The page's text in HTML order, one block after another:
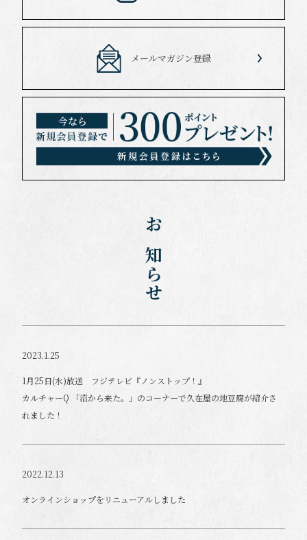
お知らせ
2023.1.25
1月25日(水)放送 フジテレビ『ノンストップ！』
カルチャーQ 「沼から来た。」のコーナーで久在屋の地豆腐が紹介さ
れました！
2022.12.13
オンラインショップをリニューアルしました
メールマガジン登録